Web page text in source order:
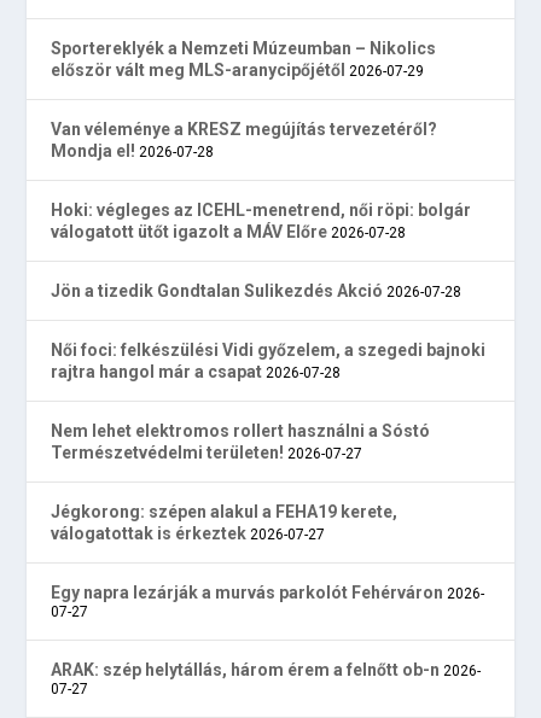
Sportereklyék a Nemzeti Múzeumban – Nikolics
először vált meg MLS-aranycipőjétől 2026-07-29
Van véleménye a KRESZ megújítás tervezetéről?
Mondja el! 2026-07-28
Hoki: végleges az ICEHL-menetrend, női röpi: bolgár
válogatott ütőt igazolt a MÁV Előre 2026-07-28
Jön a tizedik Gondtalan Sulikezdés Akció 2026-07-28
Női foci: felkészülési Vidi győzelem, a szegedi bajnoki
rajtra hangol már a csapat 2026-07-28
Nem lehet elektromos rollert használni a Sóstó
Természetvédelmi területen! 2026-07-27
Jégkorong: szépen alakul a FEHA19 kerete,
válogatottak is érkeztek 2026-07-27
Egy napra lezárják a murvás parkolót Fehérváron 2026-
07-27
ARAK: szép helytállás, három érem a felnőtt ob-n 2026-
07-27